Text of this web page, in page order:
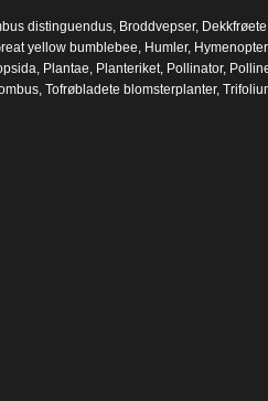
distinguendus, Broddvepser, Dekkfrøete
yellow bumblebee Humler,
Plantae Planteriket, Pollinator,
, Tofrøbladete blomsterplanter,